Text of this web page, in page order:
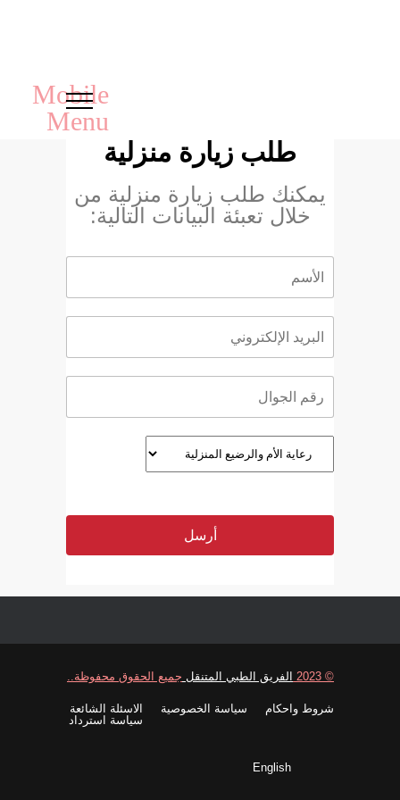
طلب زيارة منزلية
يمكنك طلب زيارة منزلية من
خلال تعبئة البيانات التالية:
© 2023 الفريق الطبي المتنقل جميع الحقوق محفوظة..
شروط واحكام سياسة الخصوصية
الاسئلة الشائعة
سياسة استرداد
English